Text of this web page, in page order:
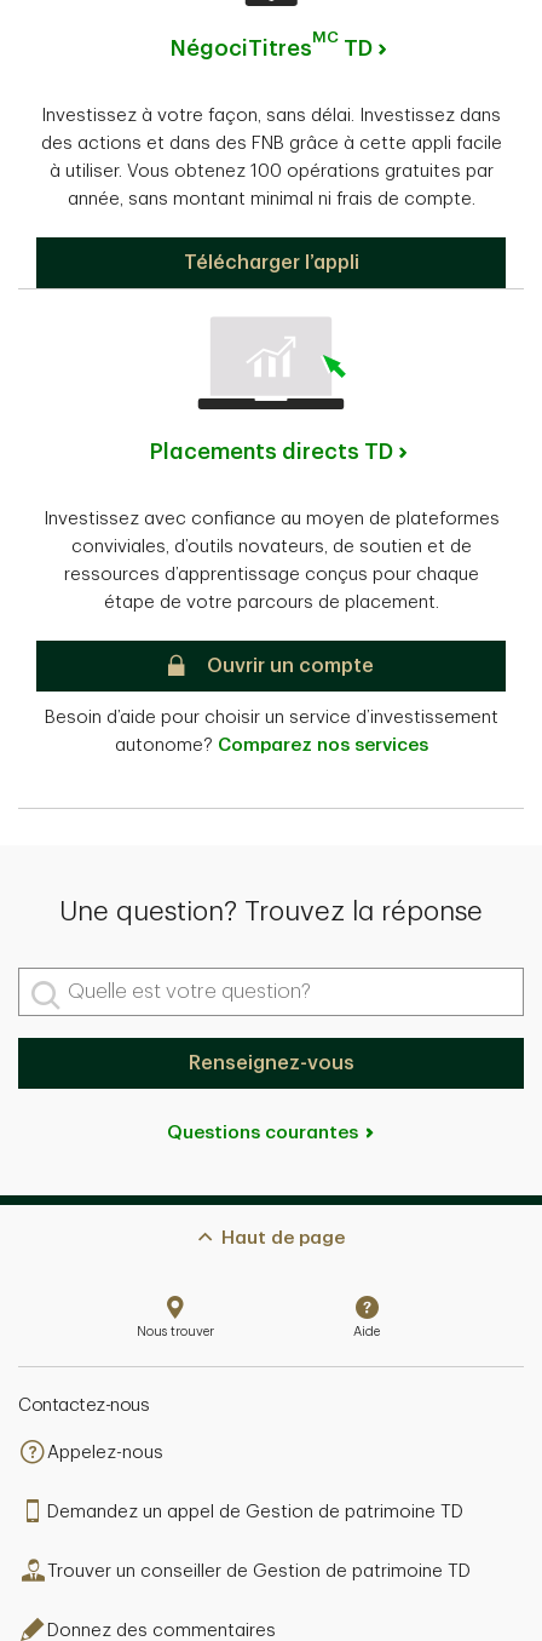
NégociTitres MC TD
Investissez à votre façon, sans délai. Investissez dans
des actions et dans des FNB grâce à cette appli facile
à utiliser. Vous obtenez 100 opérations gratuites par
année, sans montant minimal ni frais de compte.
NégociTitres TD
Télécharger l’appli
Placements directs TD
Investissez avec confiance au moyen de plateformes
conviviales, d’outils novateurs, de soutien et de
ressources d’apprentissage conçus pour chaque
étape de votre parcours de placement.
Placements directs TD
Ouvrir un compte
Besoin d’aide pour choisir un service d’investissement
autonome? Comparez nos services
Une question? Trouvez la réponse
Quelle est votre question?
Renseignez-vous
Questions courantes
Haut de page
Nous trouver Aide
Contactez-nous
Appelez-nous
Demandez un appel de Gestion de patrimoine TD
Trouver un conseiller de Gestion de patrimoine TD
Donnez des commentaires